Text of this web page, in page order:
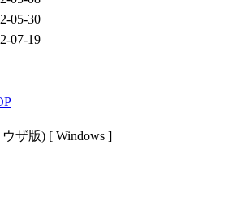
05-30
07-19
ザ版) [ Windows ]